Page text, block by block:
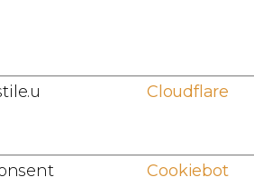
Cloudflare
Cookiebot